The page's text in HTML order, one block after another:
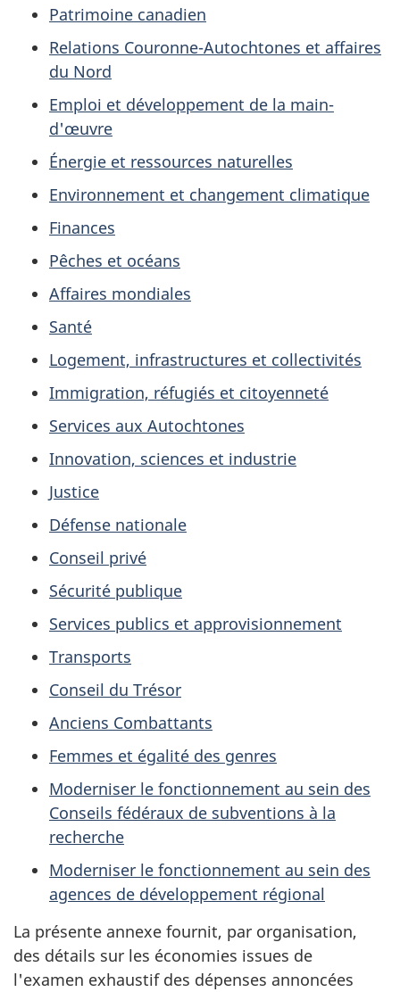
capital
Patrimoine canadien
Relations Couronne-Autochtones et affaires
du Nord
Emploi et développement de la main-
d'œuvre
Énergie et ressources naturelles
Environnement et changement climatique
Finances
Pêches et océans
Affaires mondiales
Santé
Logement, infrastructures et collectivités
Immigration, réfugiés et citoyenneté
Services aux Autochtones
Innovation, sciences et industrie
Justice
Défense nationale
Conseil privé
Sécurité publique
Services publics et approvisionnement
Transports
Conseil du Trésor
Anciens Combattants
Femmes et égalité des genres
Moderniser le fonctionnement au sein des
Conseils fédéraux de subventions à la
recherche
Moderniser le fonctionnement au sein des
agences de développement régional
La présente annexe fournit, par organisation,
des détails sur les économies issues de
l'examen exhaustif des dépenses annoncées